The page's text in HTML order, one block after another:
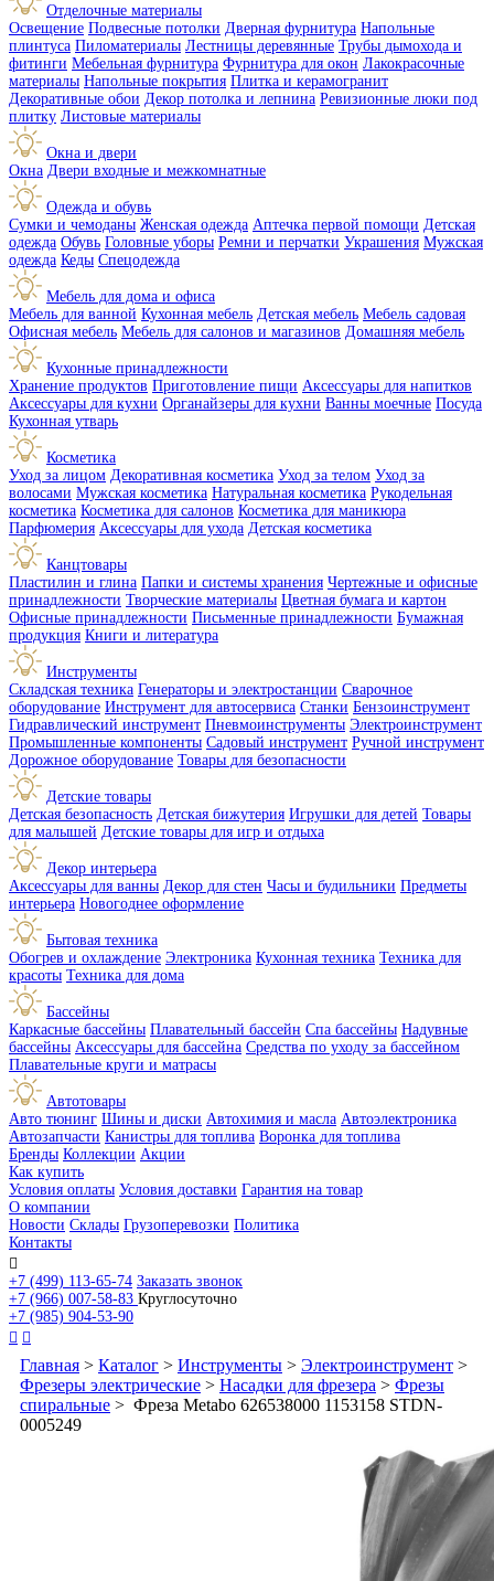
Отделочные материалы
Освещение Подвесные потолки Дверная фурнитура Напольные
плинтуса Пиломатериалы Лестницы деревянные Трубы дымохода и
фитинги Мебельная фурнитура Фурнитура для окон Лакокрасочные
материалы Напольные покрытия Плитка и керамогранит
Декоративные обои Декор потолка и лепнина Ревизионные люки под
плитку Листовые материалы
Окна и двери
Окна Двери входные и межкомнатные
Одежда и обувь
Сумки и чемоданы Женская одежда Аптечка первой помощи Детская
одежда Обувь Головные уборы Ремни и перчатки Украшения Мужская
одежда Кеды Спецодежда
Мебель для дома и офиса
Мебель для ванной Кухонная мебель Детская мебель Мебель садовая
Офисная мебель Мебель для салонов и магазинов Домашняя мебель
Кухонные принадлежности
Хранение продуктов Приготовление пищи Аксессуары для напитков
Аксессуары для кухни Органайзеры для кухни Ванны моечные Посуда
Кухонная утварь
Косметика
Уход за лицом Декоративная косметика Уход за телом Уход за
волосами Мужская косметика Натуральная косметика Рукодельная
косметика Косметика для салонов Косметика для маникюра
Парфюмерия Аксессуары для ухода Детская косметика
Канцтовары
Пластилин и глина Папки и системы хранения Чертежные и офисные
принадлежности Творческие материалы Цветная бумага и картон
Офисные принадлежности Письменные принадлежности Бумажная
продукция Книги и литература
Инструменты
Складская техника Генераторы и электростанции Сварочное
оборудование Инструмент для автосервиса Станки Бензоинструмент
Гидравлический инструмент Пневмоинструменты Электроинструмент
Промышленные компоненты Садовый инструмент Ручной инструмент
Дорожное оборудование Товары для безопасности
Детские товары
Детская безопасность Детская бижутерия Игрушки для детей Товары
для малышей Детские товары для игр и отдыха
Декор интерьера
Аксессуары для ванны Декор для стен Часы и будильники Предметы
интерьера Новогоднее оформление
Бытовая техника
Обогрев и охлаждение Электроника Кухонная техника Техника для
красоты Техника для дома
Бассейны
Каркасные бассейны Плавательный бассейн Спа бассейны Надувные
бассейны Аксессуары для бассейна Средства по уходу за бассейном
Плавательные круги и матрасы
Автотовары
Авто тюнинг Шины и диски Автохимия и масла Автоэлектроника
Автозапчасти Канистры для топлива Воронка для топлива
Бренды Коллекции Акции
Как купить
Условия оплаты Условия доставки Гарантия на товар
О компании
Новости Склады Грузоперевозки Политика
Контакты

+7 (499) 113-65-74 Заказать звонок
+7 (966) 007-58-83 Круглосуточно
+7 (985) 904-53-90
 
Главная > Каталог > Инструменты > Электроинструмент >
Фрезеры электрические > Насадки для фрезера > Фрезы
спиральные > Фреза Metabo 626538000 1153158 STDN-
0005249